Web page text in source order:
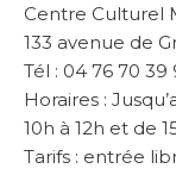
Centre Culturel
133 avenue de
Tél : 04 76 70 39
Horaires :
10h à 12h et de
Tarifs : entrée